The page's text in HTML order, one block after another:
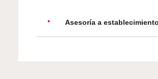
Asesoría a